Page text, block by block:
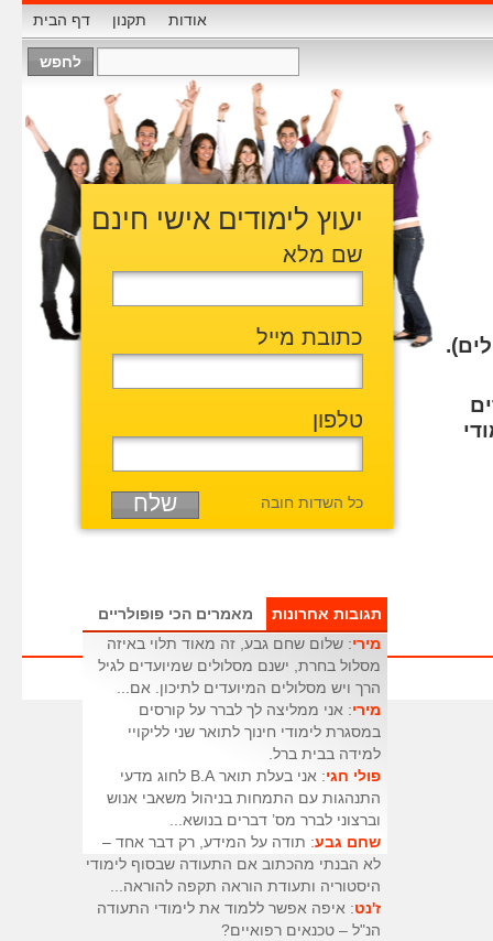
אודות תקנון דף הבית
יעוץ לימודים אישי חינם
שם מלא
כתובת מייל
טלפון
כל השדות חובה
תגובות אחרונות
מאמרים הכי פופולריים
מירי: שלום שחם גבע, זה מאוד תלוי באיזה
מסלול בחרת, ישנם מסלולים שמיועדים לגיל
הרך ויש מסלולים המיועדים לתיכון. אם...
מירי: אני ממליצה לך לברר על קורסים
במסגרת לימודי חינוך לתואר שני לליקויי
למידה בבית ברל.
פולי חגי
: אני בעלת תואר B.A לחוג מדעי
התנהגות עם התמחות בניהול משאבי אנוש
וברצוני לברר מס’ דברים בנושא...
שחם גבע: תודה על המידע, רק דבר אחד –
לא הבנתי מהכתוב אם התעודה שבסוף לימודי
היסטוריה ותעודת הוראה תקפה להוראה...
ז'נט: איפה אפשר ללמוד את לימודי התעודה
הנ"ל – טכנאים רפואיים?